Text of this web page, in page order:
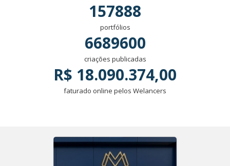
157888
portfólios
6689600
criações publicadas
R$ 18.090.374,00
faturado online pelos Welancers